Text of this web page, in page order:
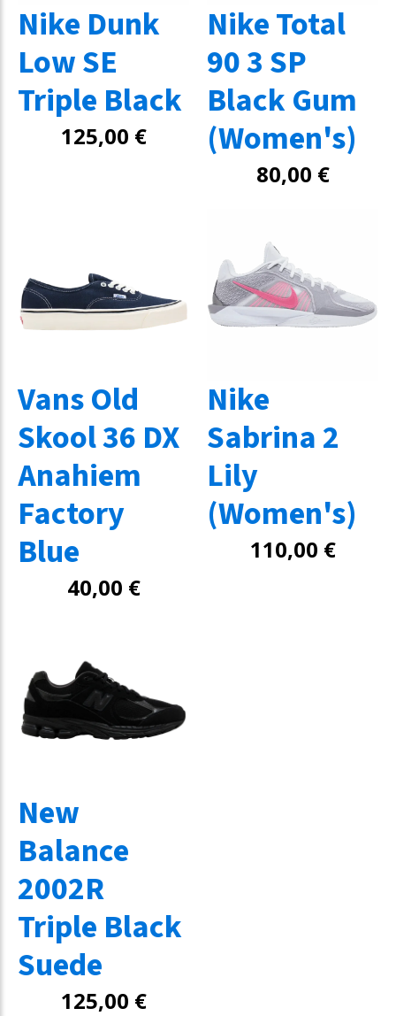
Nike Dunk
Low SE
Triple Black
125,00 €
Nike Total
90 3 SP
Black Gum
(Women's)
80,00 €
Vans Old
Skool 36 DX
Anahiem
Factory
Blue
40,00 €
Nike
Sabrina 2
Lily
(Women's)
110,00 €
New
Balance
2002R
Triple Black
Suede
125,00 €